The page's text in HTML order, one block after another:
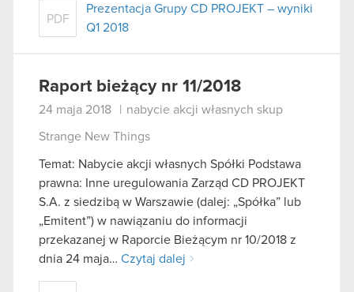
PDF
Prezentacja Grupy CD PROJEKT – wyniki
Q1 2018
Raport bieżący nr 11/2018
24 maja 2018 nabycie akcji własnych skup
Strange New Things
Temat: Nabycie akcji własnych Spółki Podstawa
prawna: Inne uregulowania Zarząd CD PROJEKT
S.A. z siedzibą w Warszawie (dalej: „Spółka” lub
„Emitent”) w nawiązaniu do informacji
przekazanej w Raporcie Bieżącym nr 10/2018 z
dnia 24 maja… Czytaj dalej